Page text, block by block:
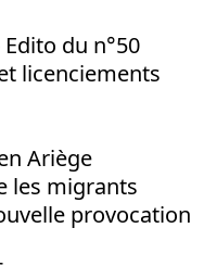
du n°50
licenciements
Ariège
les migrants
provocation